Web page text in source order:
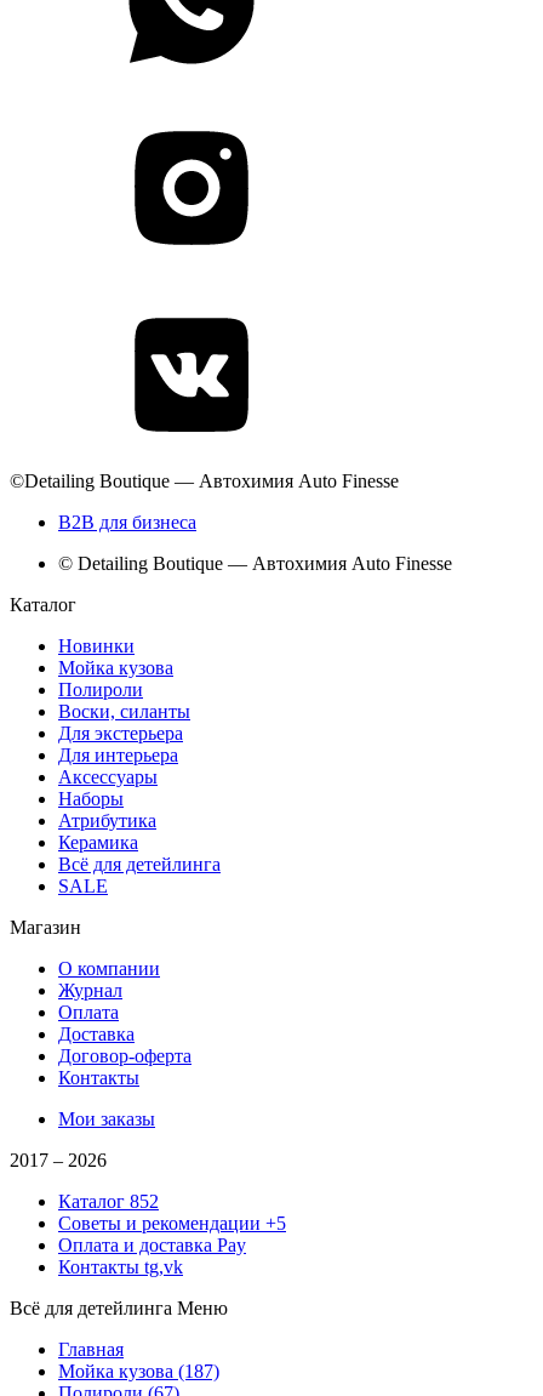
©Detailing Boutique — Автохимия Auto Finesse
B2B для бизнеса
© Detailing Boutique — Автохимия Auto Finesse
Каталог
Новинки
Мойка кузова
Полироли
Воски, силанты
Для экстерьера
Для интерьера
Аксессуары
Наборы
Атрибутика
Керамика
Всё для детейлинга
SALE
Магазин
О компании
Журнал
Оплата
Доставка
Договор-оферта
Контакты
Мои заказы
2017 – 2026
Каталог 852
Советы и рекомендации +5
Оплата и доставка Pay
Контакты tg,vk
Всё для детейлинга Меню
Главная
Мойка кузова (187)